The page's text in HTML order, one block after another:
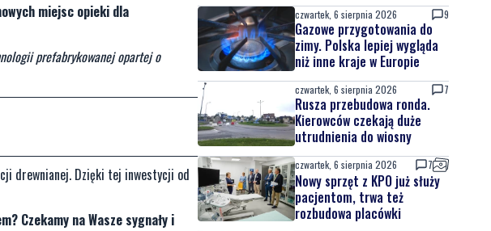
miejsc opieki dla
prefabrykowanej opartej o
drewnianej. Dzięki tej inwestycji od
Czekamy na Wasze sygnały i
czwartek, 6 sierpnia 2026 9
Gazowe przygotowania do
zimy. Polska lepiej wygląda
niż inne kraje w Europie
czwartek, 6 sierpnia 2026 7
Rusza przebudowa ronda.
Kierowców czekają duże
utrudnienia do wiosny
czwartek, 6 sierpnia 2026 7
Nowy sprzęt z KPO już służy
pacjentom, trwa też
rozbudowa placówki